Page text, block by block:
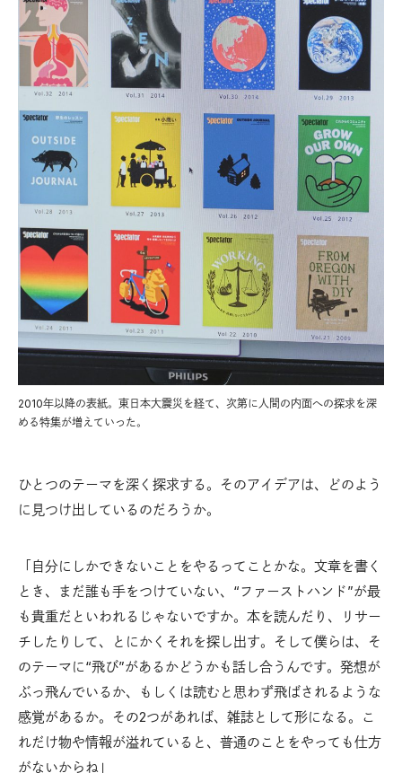
2010年以降の表紙。東日本大震災を経て、次第に人間の内面への探求を深
める特集が増えていった。
ひとつのテーマを深く探求する。そのアイデアは、どのよう
に見つけ出しているのだろうか。
「自分にしかできないことをやるってことかな。文章を書く
とき、まだ誰も手をつけていない、“ファーストハンド”が最
も貴重だといわれるじゃないですか。本を読んだり、リサー
チしたりして、とにかくそれを探し出す。そして僕らは、そ
のテーマに“飛び”があるかどうかも話し合うんです。発想が
ぶっ飛んでいるか、もしくは読むと思わず飛ばされるような
感覚があるか。その2つがあれば、雑誌として形になる。こ
れだけ物や情報が溢れていると、普通のことをやっても仕方
がないからね」